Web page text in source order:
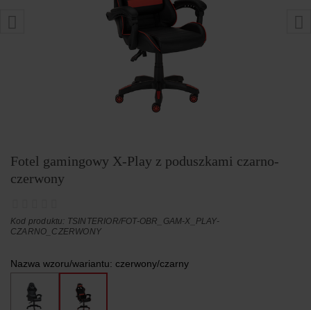
Fotel gamingowy X-Play z poduszkami czarno-
czerwony
Kod produktu: TSINTERIOR/FOT-OBR_GAM-X_PLAY-
CZARNO_CZERWONY
Nazwa wzoru/wariantu: czerwony/czarny